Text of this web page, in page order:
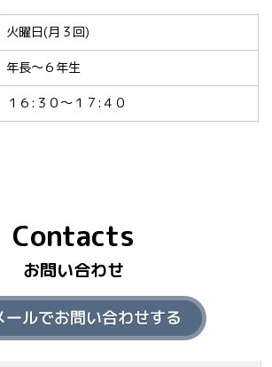
火曜日(月３回)
年長～６年生
１６:３０～１７:４０
Contacts
お問い合わせ